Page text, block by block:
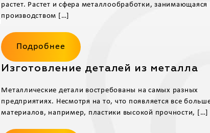
растет. Растет и сфера металлообработки, занимающаяся
производством […]
Подробнее
Изготовление деталей из металла
Металлические детали востребованы на самых разных
предприятиях. Несмотря на то, что появляется все
материалов, например, пластики высокой прочности, […]